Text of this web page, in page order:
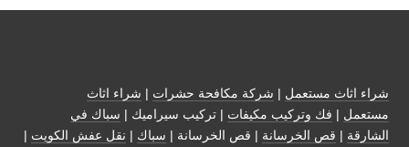
شراء اثاث مستعمل | شركة مكافحة حشرات | شراء اثاث
مستعمل | فك وتركيب مكيفات | تركيب سيراميك | سباك في
الشارقة | قص الخرسانة | قص الخرسانة | سباك | نقل عفش الكويت |